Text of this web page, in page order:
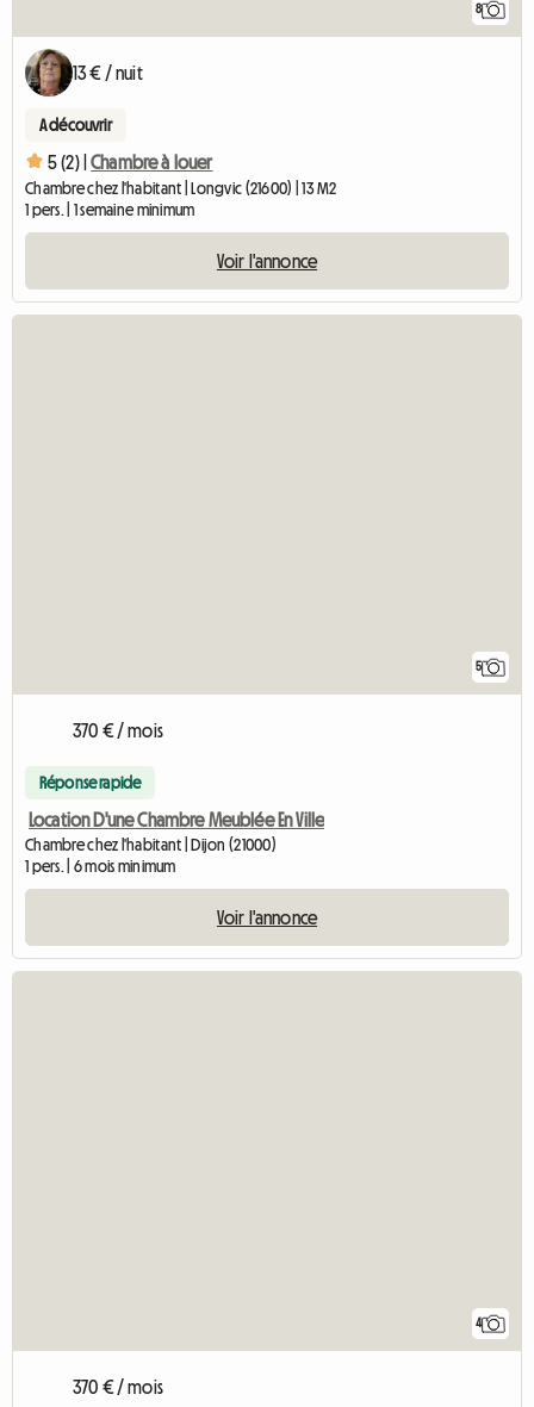
8
13 € / nuit
A découvrir
5 (2) | Chambre à louer
Chambre chez l'habitant | Longvic (21600) | 13 M2
1 pers. | 1 semaine minimum
Voir l'annonce
5
370 € / mois
Réponse rapide
Location D'une Chambre Meublée En Ville
Chambre chez l'habitant | Dijon (21000)
1 pers. | 6 mois minimum
Voir l'annonce
4
370 € / mois